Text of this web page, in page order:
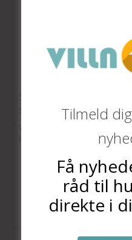
hus, så kommer her
Tilmeld
Få
råd til
direkte i